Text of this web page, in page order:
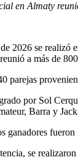
en Almaty
2026 se realizó
a más de
parejas
por Sol
Barra y
ganadores
se